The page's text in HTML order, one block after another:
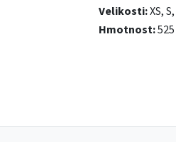
Velikosti:XS,
Hmotnost: